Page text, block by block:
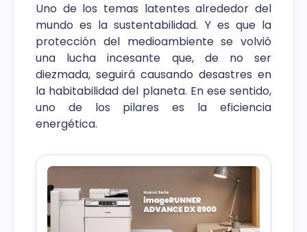
Uno de los temas latentes alrededor del
mundo es la sustentabilidad. Y es que la
protección del medioambiente se volvió
una lucha incesante que, de no ser
diezmada, seguirá causando desastres en
la habitabilidad del planeta. En ese sentido,
uno de los pilares es la eficiencia
energética.